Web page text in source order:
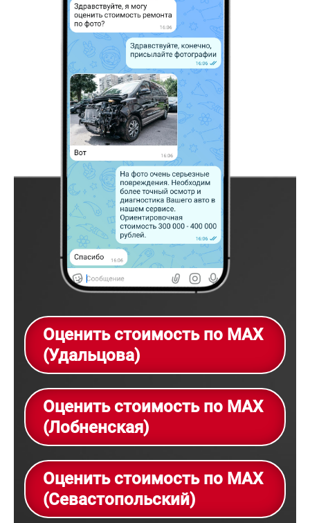
другое.
Работы по обновлению лакокрасочного покрытия
выполняются в специальных закрытых камерах,
оснащенных новейшими инструментами. Внешний
вид вашего автомобиля после посещения нашего
автосервиса будет безупречным, что
подтверждают отзывы клиентов. Обращайтесь!
Оценить стоимость по MAX
(Удальцова)
Оценить стоимость по MAX
(Лобненская)
Оценить стоимость по MAX
(Севастопольский)